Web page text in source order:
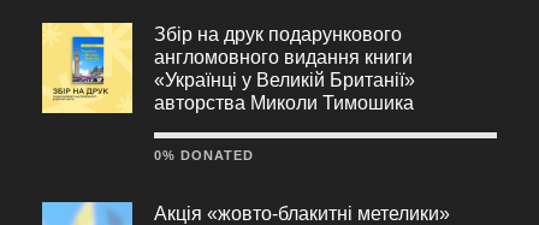
Збір на друк подарункового
англомовного видання книги
«Українці у Великій Британії»
авторства Миколи Тимошика
0% DONATED
Акція «жовто-блакитні метелики»